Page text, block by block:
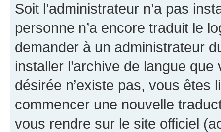
Soit l’administrateur n’a pas
personne n’a encore traduit le
demander à un administrateur
installer l’archive de langue
désirée n’existe pas, vous êtes
commencer une nouvelle
vous rendre sur le site officiel